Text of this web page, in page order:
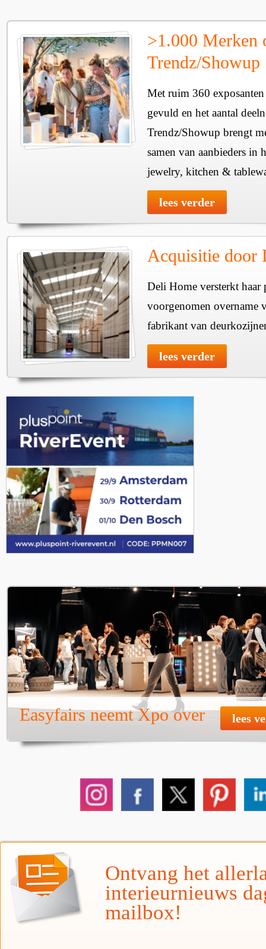
>1.000 Merken
Trendz/Showup
Met ruim 360
gevuld en het aantal
Trendz/Showup brengt
samen van aanbieders in
jewelry, kitchen &
lees verder
Acquisitie door
Deli Home versterkt haar
voorgenomen overname
fabrikant van
lees verder
Easyfairs neemt Xpo over lees
Ontvang het
interieurnieuws
mailbox!